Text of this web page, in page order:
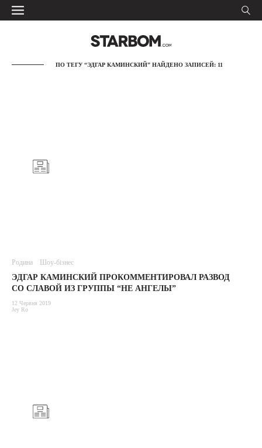
ПО ТЕГУ “ЭДГАР КАМИНСКИЙ” НАЙДЕНО ЗАПИСЕЙ: 11
Родина Шоу-бізнес
ЭДГАР КАМИНСКИЙ ПРОКОММЕНТИРОВАЛ РАЗВОД
СО СЛАВОЙ ИЗ ГРУППЫ “НЕ АНГЕЛЫ”
12 Червня 2019
Jey Ro